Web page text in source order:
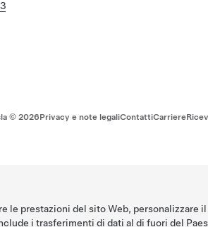
© 2026Privacy e note legaliContattiCarriere
le prestazioni del sito Web, personalizzare
i trasferimenti di dati al di fuori del